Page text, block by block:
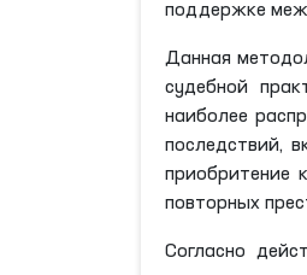
поддержке
Данная
судебной
наиболее
последствий,
приобритение
повторных
Согласно